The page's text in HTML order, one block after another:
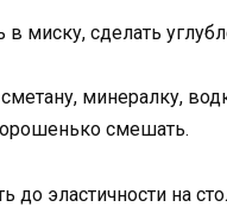
миску, сделать
минералку,
смешать.
до эластичности на